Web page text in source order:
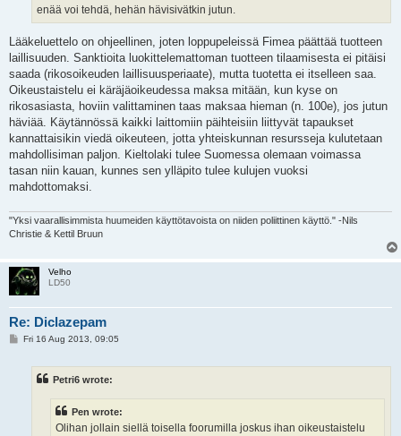
enää voi tehdä, hehän hävisivätkin jutun.
Lääkeluettelo on ohjeellinen, joten loppupeleissä Fimea päättää tuotteen
laillisuuden. Sanktioita luokittelemattoman tuotteen tilaamisesta ei pitäisi
saada (rikosoikeuden laillisuusperiaate), mutta tuotetta ei itselleen saa.
Oikeustaistelu ei käräjäoikeudessa maksa mitään, kun kyse on
rikosasiasta, hoviin valittaminen taas maksaa hieman (n. 100e), jos jutun
häviää. Käytännössä kaikki laittomiin päihteisiin liittyvät tapaukset
kannattaisikin viedä oikeuteen, jotta yhteiskunnan resursseja kulutetaan
mahdollisiman paljon. Kieltolaki tulee Suomessa olemaan voimassa
tasan niin kauan, kunnes sen ylläpito tulee kulujen vuoksi
mahdottomaksi.
"Yksi vaarallisimmista huumeiden käyttötavoista on niiden poliittinen käyttö." -Nils
Christie & Kettil Bruun
Velho
LD50
Re: Diclazepam
PFri 16 Aug 2013, 09:05
Petri6 wrote:
Pen wrote:
Olihan jollain siellä toisella foorumilla joskus ihan oikeustaistelu